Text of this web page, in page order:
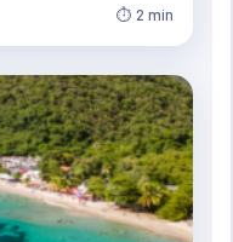
⏱ 2 min